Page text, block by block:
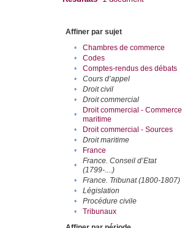
Affiner par sujet
•
Chambres de commerce
•
Codes
•
Comptes-rendus des débats
•
Cours d’appel
•
Droit civil
•
Droit commercial
•
Droit commercial - Commerce
maritime
• Droit commercial - Sources
•
Droit maritime
•
France
•
France. Conseil d’Etat
(1799-....)
• France. Tribunat (1800-1807)
•
Législation
•
Procédure civile
•
Tribunaux